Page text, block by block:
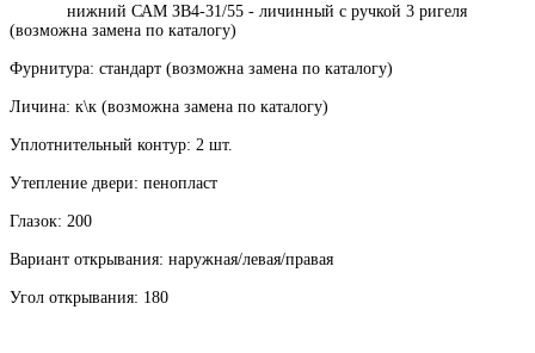
нижний САМ ЗВ4-31/55 - личинный с ручкой 3 ригеля
(возможна замена по каталогу)
Фурнитура: стандарт (возможна замена по каталогу)
Личина: к\к (возможна замена по каталогу)
Уплотнительный контур: 2 шт.
Утепление двери: пенопласт
Глазок: 200
Вариант открывания: наружная/левая/правая
Угол открывания: 180